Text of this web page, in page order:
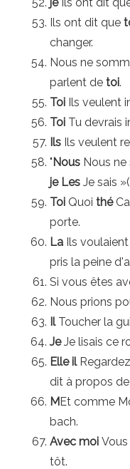
Ils ont dit que
changer.
Nous ne
parlent de toi.
Toi Ils veulent
Toi Tu devrais
Ils Ils veulent
"Nous Nous
je Les Je sais
Toi Quoi thé
porte.
La Ils
pris la peine
Si vous êtes
Nous prions
IlToucher la
JeJe lisais ce
Elle il
dit à propos de
MEt comme
bach.
Avec moi
tôt.